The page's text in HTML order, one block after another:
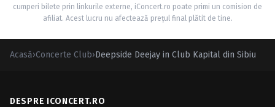
cumperi bilete prin linkurile externe, iConcert.ro poate primi un comision de
afiliat. Acest lucru nu afectează prețul final plătit de tine.
Acasă›Concerte Club›Deepside Deejay in Club Kapital din Sibiu
DESPRE ICONCERT.RO